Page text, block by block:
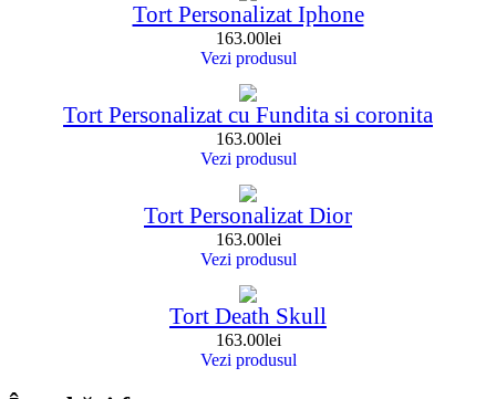
Tort Personalizat Iphone
163.00lei
Vezi produsul
Tort Personalizat cu Fundita si coronita
163.00lei
Vezi produsul
Tort Personalizat Dior
163.00lei
Vezi produsul
Tort Death Skull
163.00lei
Vezi produsul